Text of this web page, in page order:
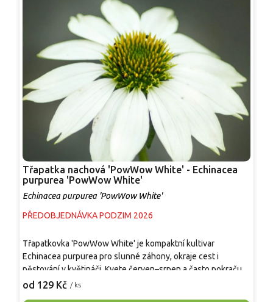
Třapatka nachová 'PowWow White' - Echinacea
purpurea 'PowWow White'
Echinacea purpurea 'PowWow White'
PŘEDOBJEDNÁVKA PODZIM 2026
od 129 Kč / ks
Třapatkovka 'PowWow White' je kompaktní kultivar
Echinacea purpurea pro slunné záhony, okraje cest i
pěstování v květináči. Kvete červen–srpen a často pokračuje
do září, květy jsou bílé s výrazným žlutým terčem. Stonky